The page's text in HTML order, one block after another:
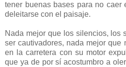
tener buenas bases para no caer
deleitarse con el paisaje.
Nada mejor que los silencios, los
ser cautivadores, nada mejor que
en la carretera con su motor
que ya de por sí acostumbro a